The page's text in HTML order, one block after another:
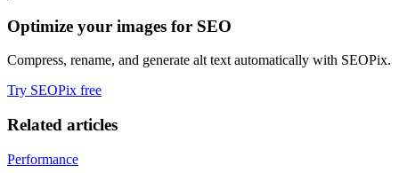
Optimize your images for SEO
Compress, rename, and generate alt text automatically with SEOPix.
Try SEOPix free
Related articles
Performance